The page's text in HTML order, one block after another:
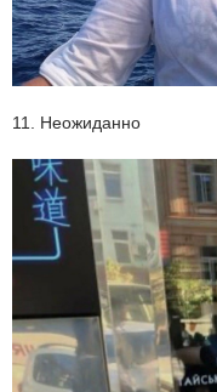
11. Неожиданно